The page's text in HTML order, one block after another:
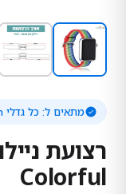
מתאים ל: כל גדלי Apple Watch
Colorful